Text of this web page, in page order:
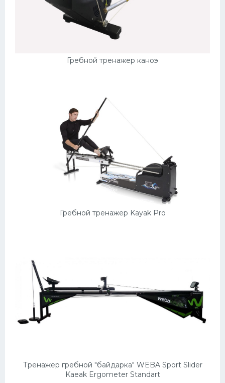
Гребной тренажер каноэ
Гребной тренажер Kayak Pro
Тренажер гребной "байдарка" WEBA Sport Slider
Kaeak Ergometer Standart